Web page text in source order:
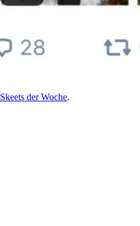
Skeets der Woche.